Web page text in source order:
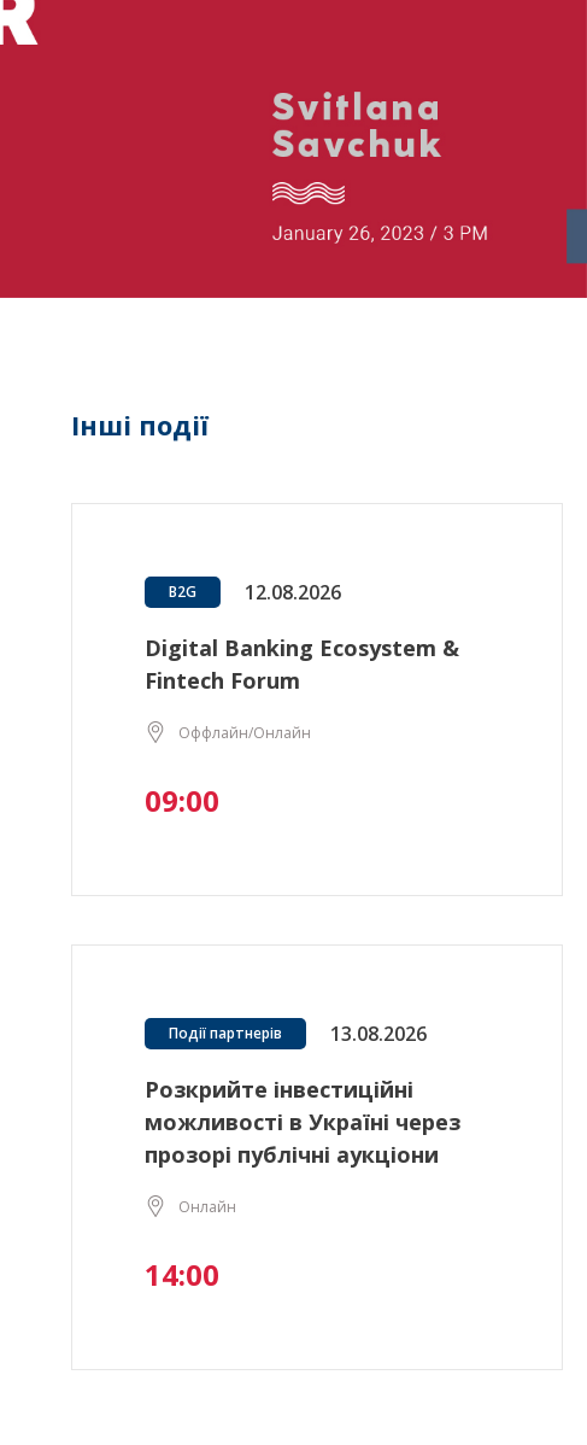
Інші події
B2G 12.08.2026
Digital Banking Ecosystem &
Fintech Forum
Оффлайн/Онлайн
09:00
Події партнерів 13.08.2026
Розкрийте інвестиційні
можливості в Україні через
прозорі публічні аукціони
Онлайн
14:00